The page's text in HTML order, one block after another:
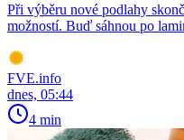
Při výběru nové podlahy
možností. Buď sáhnou po
FVE.info
dnes, 05:44
4 min